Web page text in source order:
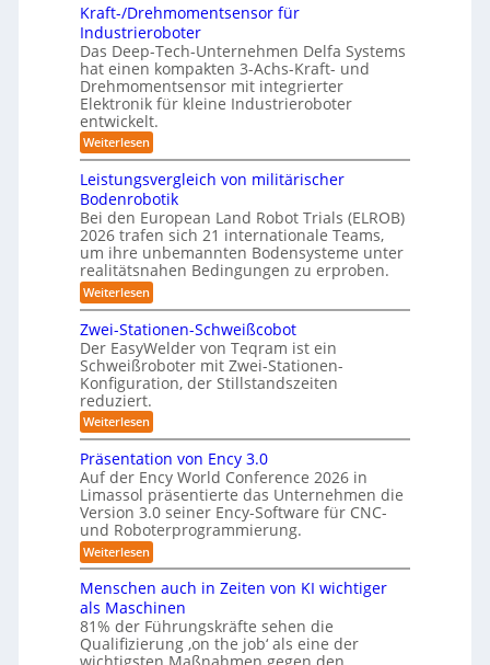
a
x
i
n
a
h
e
A
u
t
o
m
a
t
i
s
i
e
r
u
n
g
s
l
ö
s
n
g
e
n
r
e
f
2
0
2
n
g
-
S
y
s
t
e
m
m
p
a
k
t
e
s
3
D
-
S
t
e
r
e
o
-
K
a
m
e
r
a
s
y
s
t
e
m
f
ü
Kraft-/Drehmomentsensor für
Industrieroboter
Das Deep-Tech-Unternehmen Delfa Systems
hat einen kompakten 3-Achs-Kraft- und
Drehmomentsensor mit integrierter
Elektronik für kleine Industrieroboter
entwickelt.
Weiterlesen:
K
a
f
t
-
/
D
r
e
h
m
o
m
e
n
t
s
e
s
o
r
f
ü
r
I
n
d
u
s
t
r
Leistungsvergleich von militärischer
Bodenrobotik
Bei den European Land Robot Trials (ELROB)
2026 trafen sich 21 internationale Teams,
um ihre unbemannten Bodensysteme unter
realitätsnahen Bedingungen zu erproben.
Weiterlesen:
L
e
i
s
t
u
g
s
v
e
r
g
l
e
i
c
h
v
o
n
m
i
l
Zwei-Stationen-Schweißcobot
Der EasyWelder von Teqram ist ein
Schweißroboter mit Zwei-Stationen-
Konfiguration, der Stillstandszeiten
reduziert.
Weiterlesen:
Z
w
e
i
-
S
t
a
t
i
o
n
e
n
-
Präsentation von Ency 3.0
Auf der Ency World Conference 2026 in
Limassol präsentierte das Unternehmen die
Version 3.0 seiner Ency-Software für CNC-
und Roboterprogrammierung.
Weiterlesen:
P
ä
s
e
n
t
Menschen auch in Zeiten von KI wichtiger
als Maschinen
81% der Führungskräfte sehen die
Qualifizierung ‚on the job‘ als eine der